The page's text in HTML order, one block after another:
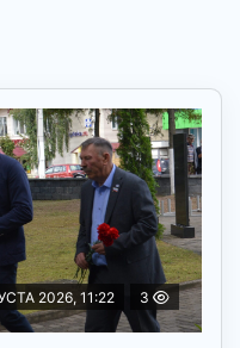
2026, 11:22 3